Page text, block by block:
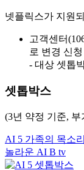
넷플릭스가 지원
고객센터
로 변경 신청
- 대상 셋톱
셋톱박스
(3년 약정 기준, 부
AI 5 가족의 목소
놀라운 AI B tv